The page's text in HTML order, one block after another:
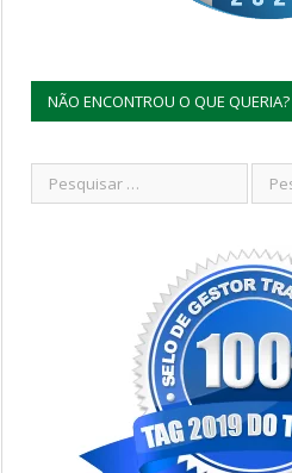
NÃO ENCONTROU O QUE QUERIA?